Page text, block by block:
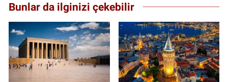
Bunlar da ilginizi çekebilir